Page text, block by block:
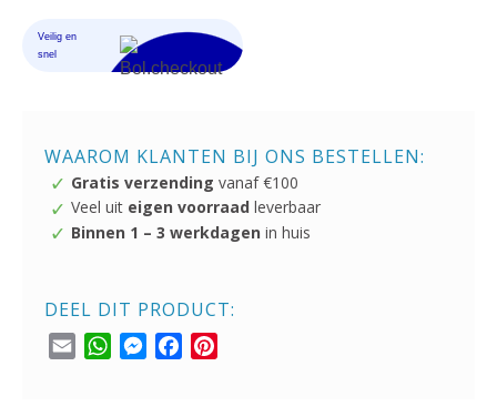
WAAROM KLANTEN BIJ ONS BESTELLEN:
Gratis verzending vanaf €100
Veel uit eigen voorraad leverbaar
Binnen 1 – 3 werkdagen in huis
DEEL DIT PRODUCT:
Email
WhatsApp
Messenger
Facebook